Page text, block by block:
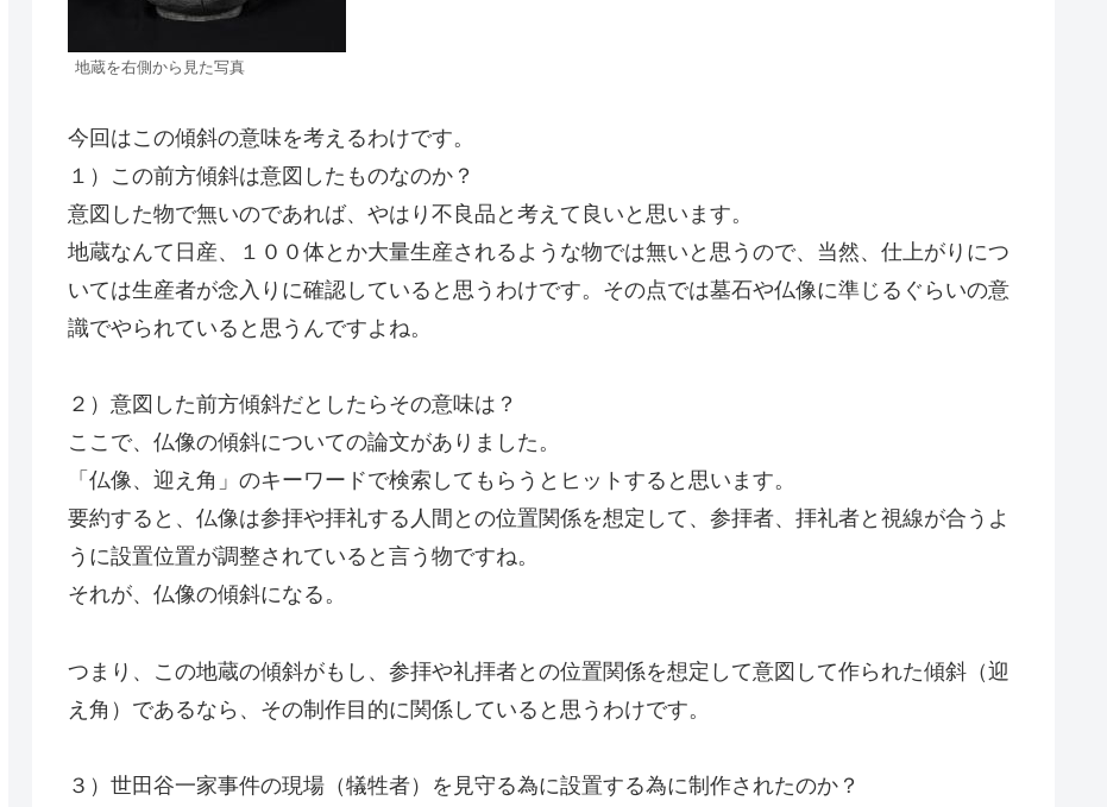
地蔵を右側から見た写真
今回はこの傾斜の意味を考えるわけです。
１）この前方傾斜は意図したものなのか？
意図した物で無いのであれば、やはり不良品と考えて良いと思います。
地蔵なんて日産、１００体とか大量生産されるような物では無いと思うので、当然、仕上がりにつ
いては生産者が念入りに確認していると思うわけです。その点では墓石や仏像に準じるぐらいの意
識でやられていると思うんですよね。
２）意図した前方傾斜だとしたらその意味は？
ここで、仏像の傾斜についての論文がありました。
「仏像、迎え角」のキーワードで検索してもらうとヒットすると思います。
要約すると、仏像は参拝や拝礼する人間との位置関係を想定して、参拝者、拝礼者と視線が合うよ
うに設置位置が調整されていると言う物ですね。
それが、仏像の傾斜になる。
つまり、この地蔵の傾斜がもし、参拝や礼拝者との位置関係を想定して意図して作られた傾斜（迎
え角）であるなら、その制作目的に関係していると思うわけです。
３）世田谷一家事件の現場（犠牲者）を見守る為に設置する為に制作されたのか？